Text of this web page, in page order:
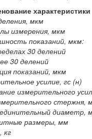
характеристики
мкм
измерения, мкм
показаний, мкм:
30 делений
30 делений
показаний, мкм
усилие, гс (н)
измерительного
стержня,
диаметр,
размеры, мм
кг